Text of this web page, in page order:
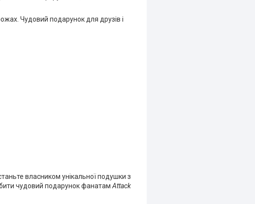
Чудовий подарунок для друзів і
власником унікальної подушки з
чудовий подарунок фанатамAttack